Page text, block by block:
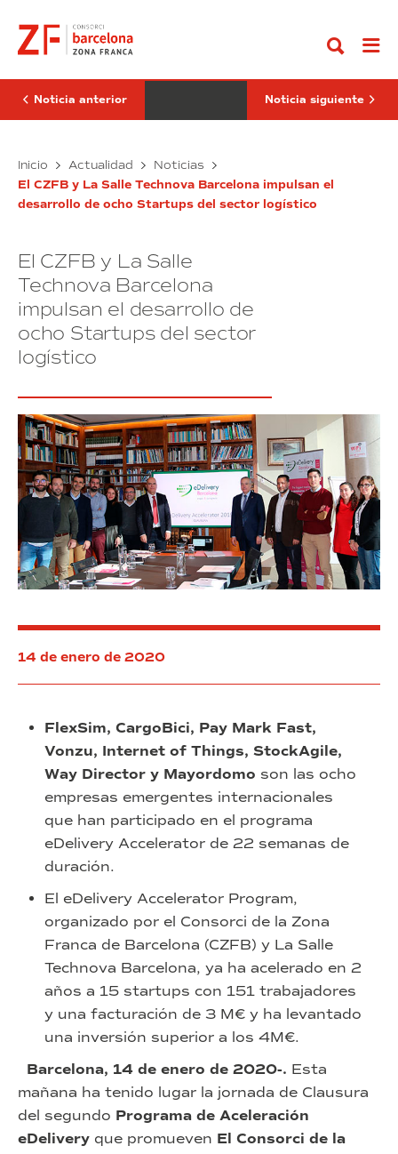
contenido
aprueba
el
presupuesto
el
2020
€
de
previsión
de
20,4
millones
de
Noticia anterior
potencian
la
en
el
segundo
Noticia siguiente
Inicio Actualidad Noticias
El CZFB y La Salle Technova Barcelona impulsan el
desarrollo de ocho Startups del sector logístico
El CZFB y La Salle
Technova Barcelona
impulsan el desarrollo de
ocho Startups del sector
logístico
14 de enero de 2020
FlexSim, CargoBici, Pay Mark Fast,
Vonzu, Internet of Things, StockAgile,
Way Director y Mayordomo son las ocho
empresas emergentes internacionales
que han participado en el programa
eDelivery Accelerator de 22 semanas de
duración.
El eDelivery Accelerator Program,
organizado por el Consorci de la Zona
Franca de Barcelona (CZFB) y La Salle
Technova Barcelona, ya ha acelerado en 2
años a 15 startups con 151 trabajadores
y una facturación de 3 M€ y ha levantado
una inversión superior a los 4M€.
Barcelona, 14 de enero de 2020-. Esta
mañana ha tenido lugar la jornada de Clausura
del segundo Programa de Aceleración
eDelivery que promueven El Consorci de la
CZFB
aprueba
el
el
2020
8,2
millones
de
€
de
beneficio
y
20,4
millones
inversión
y
La
BMP
Accelerator
Program